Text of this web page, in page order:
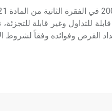
الإنكليزية أب
للتداول وغير قابلة
القرض وفوائده وفقاً لشروط